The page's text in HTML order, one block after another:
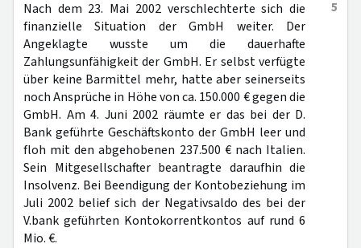
5
Nach dem 23. Mai 2002 verschlechterte sich die
finanzielle Situation der GmbH weiter. Der
Angeklagte wusste um die dauerhafte
Zahlungsunfähigkeit der GmbH. Er selbst verfügte
über keine Barmittel mehr, hatte aber seinerseits
noch Ansprüche in Höhe von ca. 150.000 € gegen die
GmbH. Am 4. Juni 2002 räumte er das bei der D.
Bank geführte Geschäftskonto der GmbH leer und
floh mit den abgehobenen 237.500 € nach Italien.
Sein Mitgesellschafter beantragte daraufhin die
Insolvenz. Bei Beendigung der Kontobeziehung im
Juli 2002 belief sich der Negativsaldo des bei der
V.bank geführten Kontokorrentkontos auf rund 6
Mio. €.